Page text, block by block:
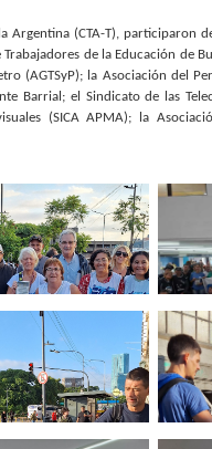
Argentina (CTA-T), participaron
de la Educación de
(AGTSyP); la Asociación del
Barrial; el Sindicato de las
(SICA APMA); la